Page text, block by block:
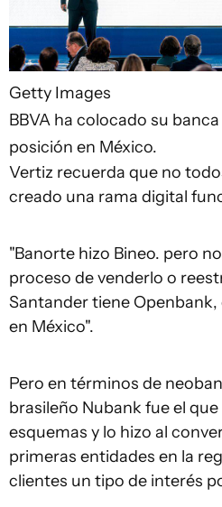
Getty Images
BBVA ha colocado su
posición en México.
Vertiz recuerda que no
creado una rama digital
"Banorte hizo Bineo. pero
proceso de venderlo o
Santander tiene
en México".
Pero en términos de
brasileño Nubank fue el
esquemas y lo hizo al
primeras entidades en la
clientes un tipo de interés